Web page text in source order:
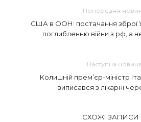
Попередня
США в ООН: постачання зброї
поглибленню війни з рф, а
Наступна новина
Колишній прем’єр-міністр
виписався з лікарні
СХОЖІ ЗАПИСИ